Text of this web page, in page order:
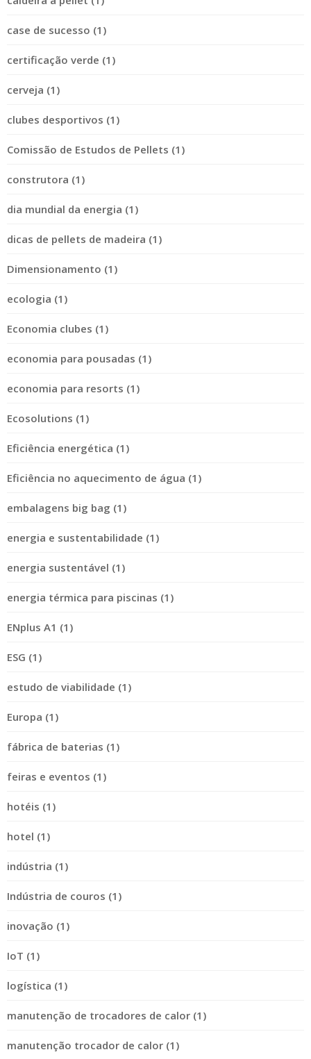
case de sucesso (1)
certificação verde (1)
cerveja (1)
clubes desportivos (1)
Comissão de Estudos de Pellets (1)
construtora (1)
dia mundial da energia (1)
dicas de pellets de madeira (1)
Dimensionamento (1)
ecologia (1)
Economia clubes (1)
economia para pousadas (1)
economia para resorts (1)
Ecosolutions (1)
Eficiência energética (1)
Eficiência no aquecimento de água (1)
embalagens big bag (1)
energia e sustentabilidade (1)
energia sustentável (1)
energia térmica para piscinas (1)
ENplus A1 (1)
ESG (1)
estudo de viabilidade (1)
Europa (1)
fábrica de baterias (1)
feiras e eventos (1)
hotéis (1)
hotel (1)
indústria (1)
Indústria de couros (1)
inovação (1)
IoT (1)
logística (1)
manutenção de trocadores de calor (1)
manutenção trocador de calor (1)